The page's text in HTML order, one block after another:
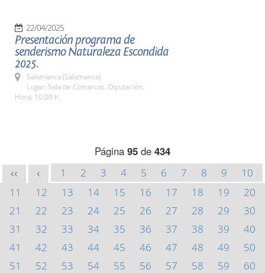
22/04/2025
Presentación programa de
senderismo Naturaleza Escondida
2025.
Salamanca (Salamanca)
Lugar: Sala de Comarcas. Diputación.
Hora: 10:00 h.
Página 95 de 434
<< < 1 2 3 4 5 6 7 8 9
10
11
12 13 14 15 16 17 18 19
20
21
22 23 24 25 26 27 28 29
30
31
32 33 34 35 36 37 38 39
40
41
42 43 44 45 46 47 48 49
50
51
52 53 54 55 56 57 58 59
60